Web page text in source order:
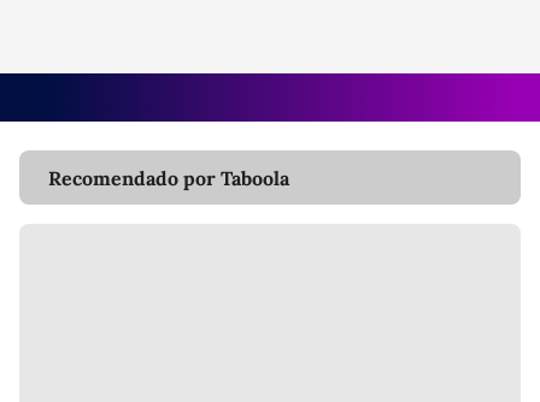
Recomendado por Taboola